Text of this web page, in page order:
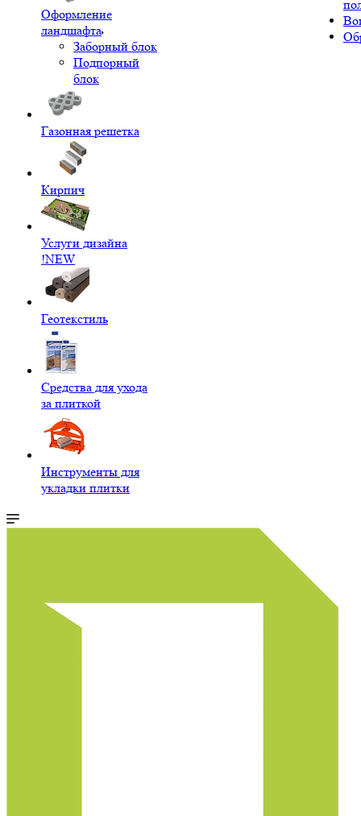
Оформление
ландшафта
Заборный блок
Подпорный
блок
Газонная решетка
Кирпич
Услуги дизайна
!NEW
Геотекстиль
Средства для ухода
за плиткой
Инструменты для
укладки плитки